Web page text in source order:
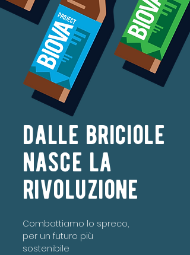
dalle briciole
nasce la
rivoluzione
Combattiamo lo spreco,
per un futuro più
sostenibile